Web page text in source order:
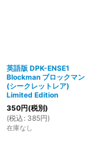
英語版 DPK-ENSE1
Blockman ブロックマン
(シークレットレア)
Limited Edition
350円(税別)
(税込 : 385円)
在庫なし